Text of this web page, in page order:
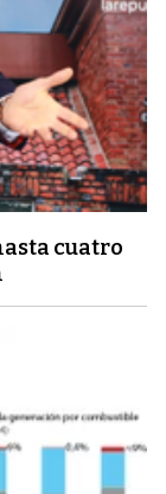
cuatro